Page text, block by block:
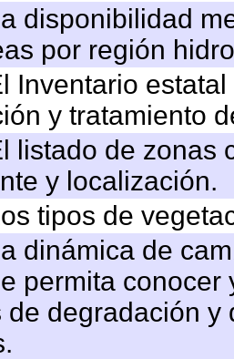
disponibilidad
por región
Inventario
y tratamiento
listado de zonas
y localización.
tipos de
dinámica de
permita
de degradación